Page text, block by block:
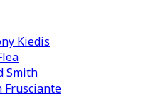
Kiedis
Smith
Frusciante